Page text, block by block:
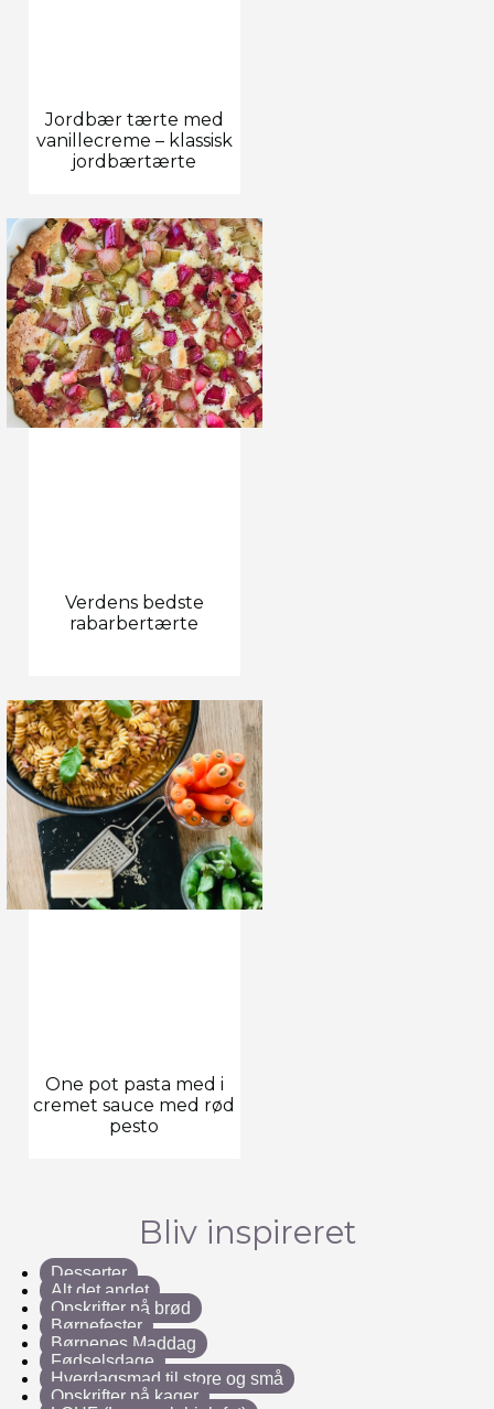
Jordbær tærte med
vanillecreme – klassisk
jordbærtærte
Verdens bedste
rabarbertærte
One pot pasta med i
cremet sauce med rød
pesto
Bliv inspireret
Desserter
Alt det andet
Opskrifter på brød
Børnefester
Børnenes Maddag
Fødselsdage
Hverdagsmad til store og små
Opskrifter på kager